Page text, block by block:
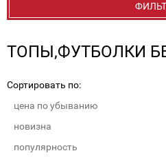
ТОПЫ,ФУТБОЛКИ
Сортировать по:
цена по убыванию
новизна
популярность